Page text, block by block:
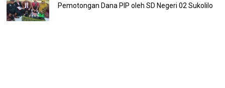
Pemotongan Dana PIP oleh SD Negeri 02 Sukolilo